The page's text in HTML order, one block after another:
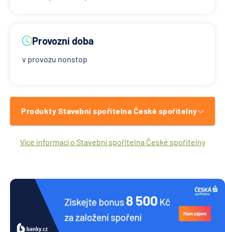
Provozní doba
v provozu nonstop
Produkty Stavební spořitelna České spořitelny
Více informací o Stavební spořitelna České spořitelny